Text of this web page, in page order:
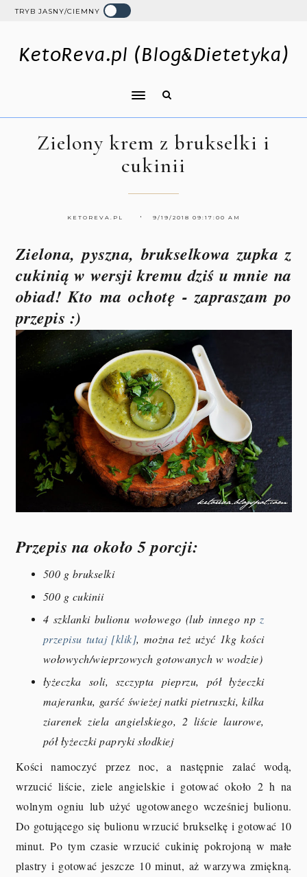
TRYB JASNY/CIEMNY
KetoReva.pl (Blog&Dietetyka)
Zielony krem z brukselki i
cukinii
KETOREVA.PL 9/19/2018 09:17:00 AM
Zielona, pyszna, brukselkowa zupka z
cukinią w wersji kremu dziś u mnie na
obiad! Kto ma ochotę - zapraszam po
przepis :)
Przepis na około 5 porcji:
500 g brukselki
500 g cukinii
4 szklanki bulionu wołowego (lub innego np z
przepisu tutaj [klik], można też użyć 1kg kości
wołowych/wieprzowych gotowanych w wodzie)
łyżeczka soli, szczypta pieprzu, pół łyżeczki
majeranku, garść świeżej natki pietruszki, kilka
ziarenek ziela angielskiego, 2 liście laurowe,
pół łyżeczki papryki słodkiej
Kości namoczyć przez noc, a następnie zalać wodą,
wrzucić liście, ziele angielskie i gotować około 2 h na
wolnym ogniu lub użyć ugotowanego wcześniej bulionu.
Do gotującego się bulionu wrzucić brukselkę i gotować 10
minut. Po tym czasie wrzucić cukinię pokrojoną w małe
plastry i gotować jeszcze 10 minut, aż warzywa zmiękną.